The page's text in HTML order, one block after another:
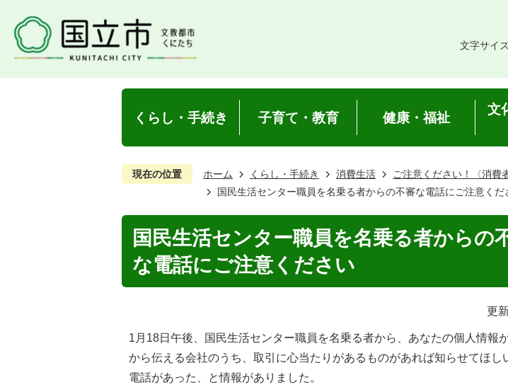
文字サイ
くらし・手続き 子育て・教育 健康・福祉
文
現在の位置 ホーム くらし・手続き 消費生活
ご注意ください！〈消費
国民生活センター職員を名乗る者からの不審な電話にご注意くだ
国民生活センター職員を名乗る者からの
な電話にご注意ください
更
1月18日午後、国民生活センター職員を名乗る者から、あなたの個人情報
から伝える会社のうち、取引に心当たりがあるものがあれば知らせてほし
電話があった、と情報がありました。